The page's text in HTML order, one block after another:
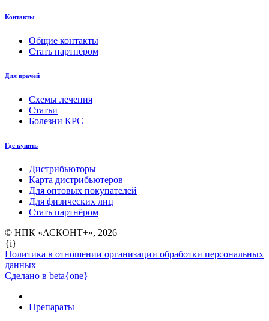
Контакты
Общие контакты
Стать партнёром
Для врачей
Схемы лечения
Статьи
Болезни КРС
Где купить
Дистрибьюторы
Карта дистрибьютеров
Для оптовых покупателей
Для физических лиц
Стать партнёром
© НПК «АСКОНТ+», 2026
{i}
Политика в отношении организации обработки персональных
данных
Сделано в beta{one}
Препараты